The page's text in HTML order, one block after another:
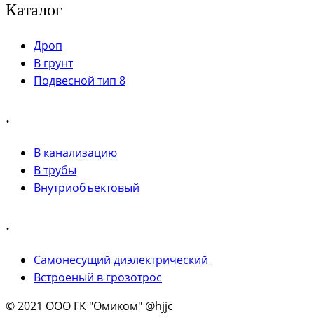
Каталог
Дроп
В грунт
Подвесной тип 8
.
В канализацию
В трубы
Внутриобъектовый
.
Самонесущий диэлектрический
Встроеный в грозотрос
© 2021 ООО ГК "Омиком" @hjjc